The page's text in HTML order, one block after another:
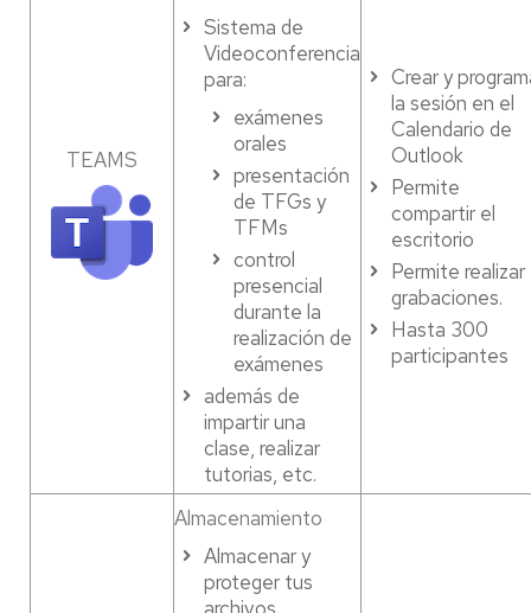
TEAMS
Sistema de
Videoconferencia
para:
exámenes
orales
presentación
de TFGs y
TFMs
control
presencial
durante la
realización de
exámenes
además de
impartir una
clase, realizar
tutorias, etc.
Crear y
la sesión en el
Calendario de
Outlook
Permite
compartir el
escritorio
Permite realizar
grabaciones.
Hasta 300
participantes
Almacenamiento
Almacenar y
proteger tus